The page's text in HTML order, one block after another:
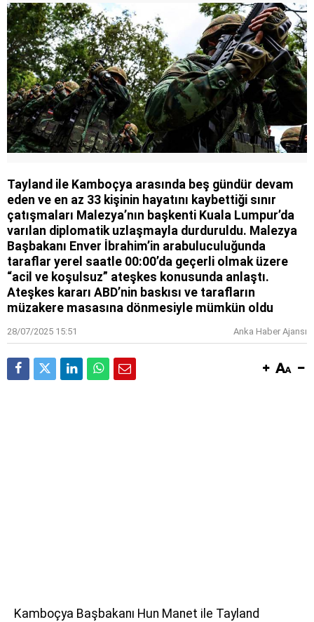
Tayland ile Kamboçya arasında beş gündür devam
eden ve en az 33 kişinin hayatını kaybettiği sınır
çatışmaları Malezya’nın başkenti Kuala Lumpur’da
varılan diplomatik uzlaşmayla durduruldu. Malezya
Başbakanı Enver İbrahim’in arabuluculuğunda
taraflar yerel saatle 00:00’da geçerli olmak üzere
“acil ve koşulsuz” ateşkes konusunda anlaştı.
Ateşkes kararı ABD’nin baskısı ve tarafların
müzakere masasına dönmesiyle mümkün oldu
28/07/2025 15:51 Anka Haber Ajansı
Kamboçya Başbakanı Hun Manet ile Tayland